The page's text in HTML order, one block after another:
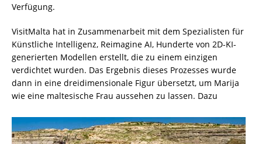
Verfügung.
VisitMalta hat in Zusammenarbeit mit dem Spezialisten für
Künstliche Intelligenz, Reimagine AI, Hunderte von 2D-KI-
generierten Modellen erstellt, die zu einem einzigen
verdichtet wurden. Das Ergebnis dieses Prozesses wurde
dann in eine dreidimensionale Figur übersetzt, um Marija
wie eine maltesische Frau aussehen zu lassen. Dazu